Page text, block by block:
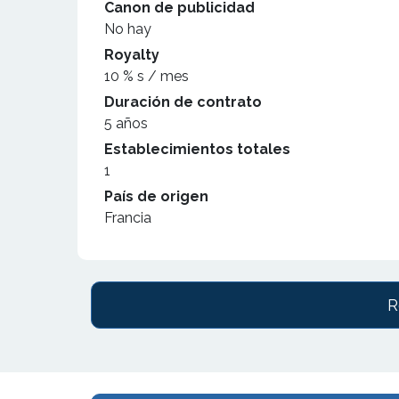
Canon de publicidad
No hay
Royalty
10 % s / mes
Duración de contrato
5 años
Establecimientos totales
1
País de origen
Francia